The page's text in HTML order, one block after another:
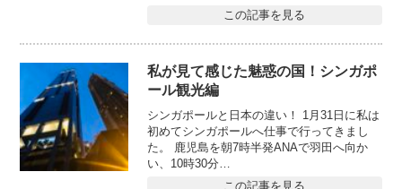
この記事を見る
私が見て感じた魅惑の国！シンガポ
ール観光編
シンガポールと日本の違い！ 1月31日に私は
初めてシンガポールへ仕事で行ってきまし
た。 鹿児島を朝7時半発ANAで羽田へ向か
い、10時30分…
この記事を見る